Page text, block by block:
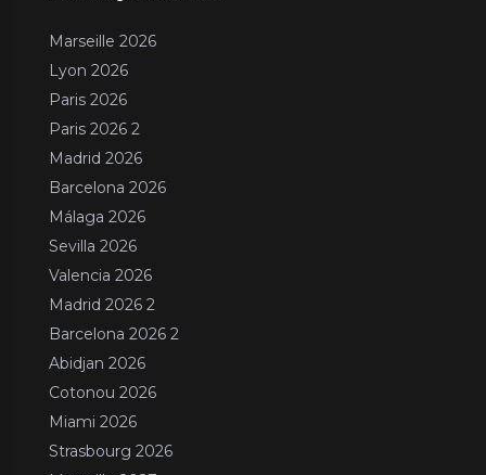
Marseille 2026
Lyon 2026
Paris 2026
Paris 2026 2
Madrid 2026
Barcelona 2026
Málaga 2026
Sevilla 2026
Valencia 2026
Madrid 2026 2
Barcelona 2026 2
Abidjan 2026
Cotonou 2026
Miami 2026
Strasbourg 2026